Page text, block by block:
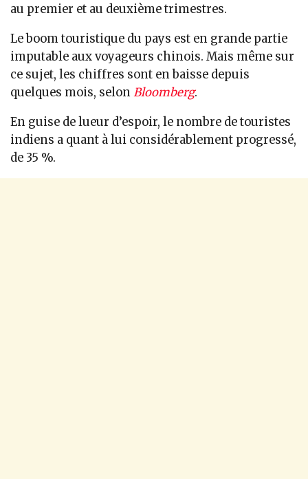
au premier et au deuxième trimestres.
Le boom touristique du pays est en grande partie
imputable aux voyageurs chinois. Mais même sur
ce sujet, les chiffres sont en baisse depuis
quelques mois, selonBloomberg.
En guise de lueur d’espoir, le nombre de touristes
indiens a quant à lui considérablement progressé,
de 35 %.